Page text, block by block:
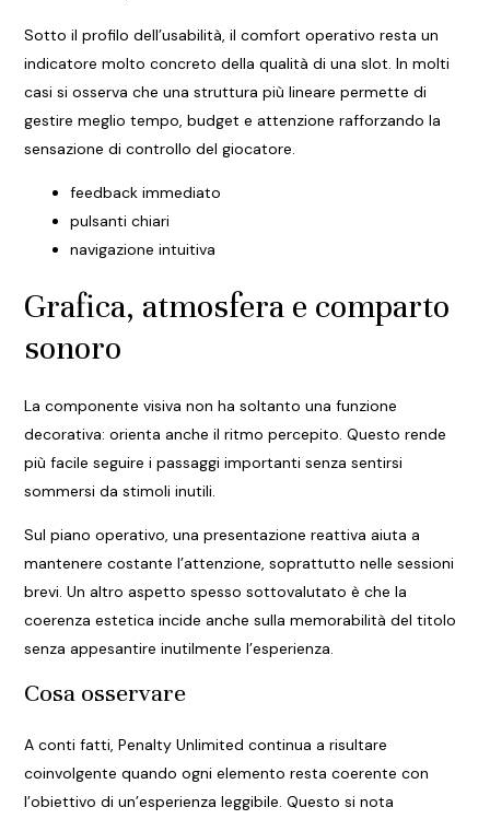
Sotto il profilo dell’usabilità, il comfort operativo resta un
indicatore molto concreto della qualità di una slot. In molti
casi si osserva che una struttura più lineare permette di
gestire meglio tempo, budget e attenzione rafforzando la
sensazione di controllo del giocatore.
feedback immediato
pulsanti chiari
navigazione intuitiva
Grafica, atmosfera e comparto
sonoro
La componente visiva non ha soltanto una funzione
decorativa: orienta anche il ritmo percepito. Questo rende
più facile seguire i passaggi importanti senza sentirsi
sommersi da stimoli inutili.
Sul piano operativo, una presentazione reattiva aiuta a
mantenere costante l’attenzione, soprattutto nelle sessioni
brevi. Un altro aspetto spesso sottovalutato è che la
coerenza estetica incide anche sulla memorabilità del titolo
senza appesantire inutilmente l’esperienza.
Cosa osservare
A conti fatti, Penalty Unlimited continua a risultare
coinvolgente quando ogni elemento resta coerente con
l’obiettivo di un’esperienza leggibile. Questo si nota